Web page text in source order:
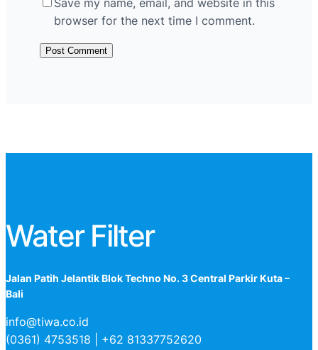
Save my name, email, and website in this
browser for the next time I comment.
Water Filter
Jalan Patih Jelantik Blok Techno No. 3 Central Parkir Kuta –
Bali
info@tiwa.co.id
(0361) 4753518 | +62 81337752620